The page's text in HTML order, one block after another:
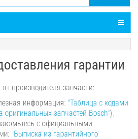
гарантии
производителя запчасти:
информация: "Таблица с кодами
оригинальных запчастей Bosch"),
с официальными
"Выписка из гарантийного